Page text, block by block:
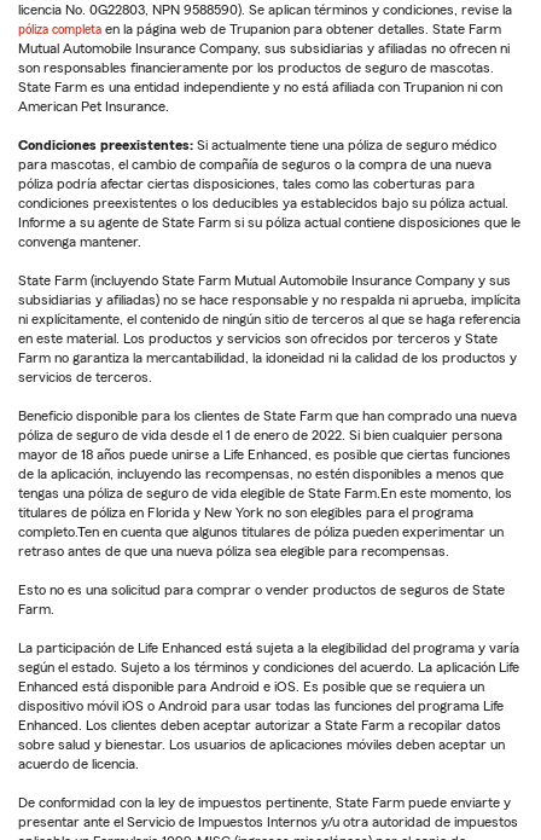
licencia No. 0G22803, NPN 9588590). Se aplican términos y condiciones, revise la
póliza completa en la página web de Trupanion para obtener detalles. State Farm
Mutual Automobile Insurance Company, sus subsidiarias y afiliadas no ofrecen ni
son responsables financieramente por los productos de seguro de mascotas.
State Farm es una entidad independiente y no está afiliada con Trupanion ni con
American Pet Insurance.
Condiciones preexistentes: Si actualmente tiene una póliza de seguro médico
para mascotas, el cambio de compañía de seguros o la compra de una nueva
póliza podría afectar ciertas disposiciones, tales como las coberturas para
condiciones preexistentes o los deducibles ya establecidos bajo su póliza actual.
Informe a su agente de State Farm si su póliza actual contiene disposiciones que le
convenga mantener.
State Farm (incluyendo State Farm Mutual Automobile Insurance Company y sus
subsidiarias y afiliadas) no se hace responsable y no respalda ni aprueba, implícita
ni explícitamente, el contenido de ningún sitio de terceros al que se haga referencia
en este material. Los productos y servicios son ofrecidos por terceros y State
Farm no garantiza la mercantabilidad, la idoneidad ni la calidad de los productos y
servicios de terceros.
Beneficio disponible para los clientes de State Farm que han comprado una nueva
póliza de seguro de vida desde el 1 de enero de 2022. Si bien cualquier persona
mayor de 18 años puede unirse a Life Enhanced, es posible que ciertas funciones
de la aplicación, incluyendo las recompensas, no estén disponibles a menos que
tengas una póliza de seguro de vida elegible de State Farm.En este momento, los
titulares de póliza en Florida y New York no son elegibles para el programa
completo.Ten en cuenta que algunos titulares de póliza pueden experimentar un
retraso antes de que una nueva póliza sea elegible para recompensas.
Esto no es una solicitud para comprar o vender productos de seguros de State
Farm.
La participación de Life Enhanced está sujeta a la elegibilidad del programa y varía
según el estado. Sujeto a los términos y condiciones del acuerdo. La aplicación Life
Enhanced está disponible para Android e iOS. Es posible que se requiera un
dispositivo móvil iOS o Android para usar todas las funciones del programa Life
Enhanced. Los clientes deben aceptar autorizar a State Farm a recopilar datos
sobre salud y bienestar. Los usuarios de aplicaciones móviles deben aceptar un
acuerdo de licencia.
De conformidad con la ley de impuestos pertinente, State Farm puede enviarte y
presentar ante el Servicio de Impuestos Internos y/u otra autoridad de impuestos